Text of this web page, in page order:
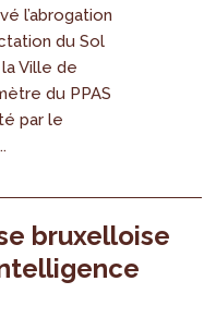
l’abrogation
du Sol
Ville de
du PPAS
par le
bruxelloise